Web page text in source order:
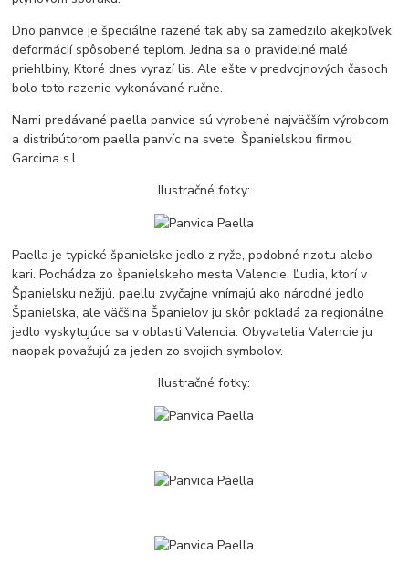
Dno panvice je špeciálne razené tak aby sa zamedzilo akejkoľvek
deformácií spôsobené teplom. Jedna sa o pravidelné malé
priehlbiny, Ktoré dnes vyrazí lis. Ale ešte v predvojnových časoch
bolo toto razenie vykonávané ručne.
Nami predávané paella panvice sú vyrobené najväčším výrobcom
a distribútorom paella panvíc na svete. Španielskou firmou
Garcima s.l
Ilustračné fotky:
Paella je typické španielske jedlo z ryže, podobné rizotu alebo
kari. Pochádza zo španielskeho mesta Valencie. Ľudia, ktorí v
Španielsku nežijú, paellu zvyčajne vnímajú ako národné jedlo
Španielska, ale väčšina Španielov ju skôr pokladá za regionálne
jedlo vyskytujúce sa v oblasti Valencia. Obyvatelia Valencie ju
naopak považujú za jeden zo svojich symbolov.
Ilustračné fotky: